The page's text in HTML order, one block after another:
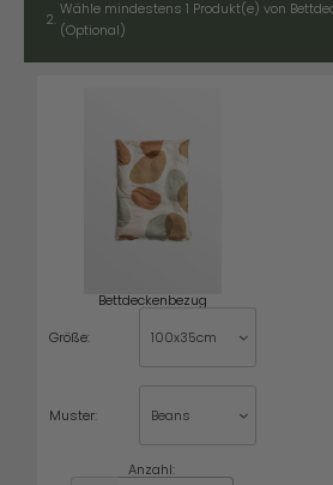
2.
Wähle mindestens 1 Produkt(e) von Bettdeckenbezug
(Optional)
Bettdeckenbezug
Größe:
Muster:
Anzahl: